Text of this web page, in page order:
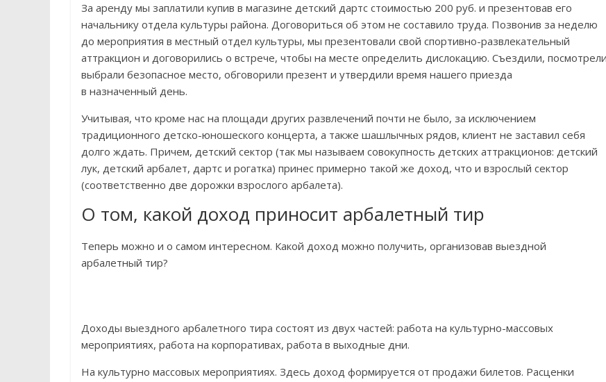
За аренду мы заплатили купив в магазине детский дартс стоимостью 200 руб. и презентовав его
начальнику отдела культуры района. Договориться об этом не составило труда. Позвонив за неделю
до мероприятия в местный отдел культуры, мы презентовали свой спортивно-развлекательный
аттракцион и договорились о встрече, чтобы на месте определить дислокацию. Съездили,
выбрали безопасное место, обговорили презент и утвердили время нашего приезда
в назначенный день.
Учитывая, что кроме нас на площади других развлечений почти не было, за исключением
традиционного детско-юношеского концерта, а также шашлычных рядов, клиент не заставил себя
долго ждать. Причем, детский сектор (так мы называем совокупность детских аттракционов: детский
лук, детский арбалет, дартс и рогатка) принес примерно такой же доход, что и взрослый сектор
(соответственно две дорожки взрослого арбалета).
О том, какой доход приносит арбалетный тир
Теперь можно и о самом интересном. Какой доход можно получить, организовав выездной
арбалетный тир?
Доходы выездного арбалетного тира состоят из двух частей: работа на культурно-массовых
мероприятиях, работа на корпоративах, работа в выходные дни.
На культурно массовых мероприятиях. Здесь доход формируется от продажи билетов. Расценки